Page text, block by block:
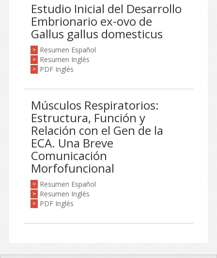
Estudio Inicial del Desarrollo
Embrionario ex-ovo de
Gallus gallus domesticus
> Resumen Español
> Resumen Inglés
> PDF Inglés
Músculos Respiratorios:
Estructura, Función y
Relación con el Gen de la
ECA. Una Breve
Comunicación
Morfofuncional
> Resumen Español
> Resumen Inglés
> PDF Inglés